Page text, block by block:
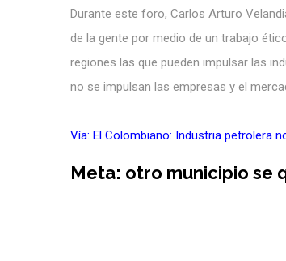
Durante este foro, Carlos Arturo
de la gente por medio de un trabajo
regiones las que pueden impulsar las
no se impulsan las empresas y el
Vía: El Colombiano: Industria petrolera
Meta: otro municipio se